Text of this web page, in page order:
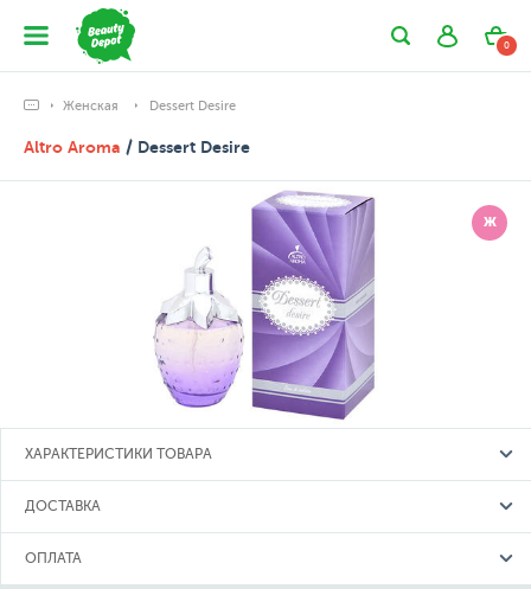
0
Женская Dessert Desire
Altro Aroma / Dessert Desire
Ж
ХАРАКТЕРИСТИКИ ТОВАРА
ДОСТАВКА
ОПЛАТА